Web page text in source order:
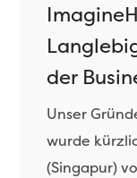
der
Unser
wurde
(Singapur)